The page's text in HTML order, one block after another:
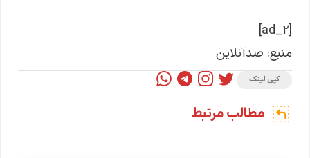
[ad_2]
منبع: صدآنلاین
کپی لینک
مطالب مرتبط